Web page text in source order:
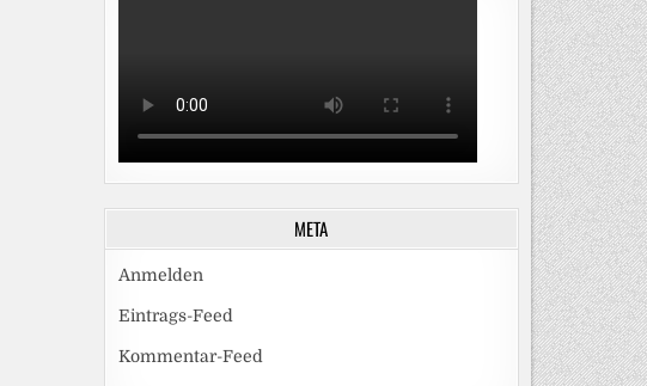
META
Anmelden
Eintrags-Feed
Kommentar-Feed